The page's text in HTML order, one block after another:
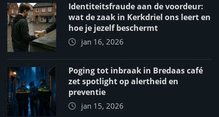
Identiteitsfraude aan de voordeur:
wat de zaak in Kerkdriel ons leert en
hoe je jezelf beschermt
jan 16, 2026
Poging tot inbraak in Bredaas café
zet spotlight op alertheid en
preventie
jan 15, 2026